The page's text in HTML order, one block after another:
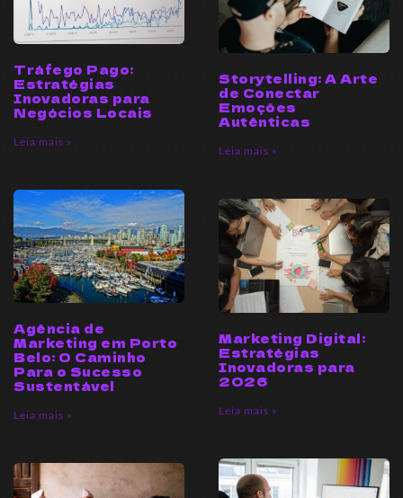
Tráfego Pago:
Estratégias
Inovadoras para
Negócios Locais
Leia mais »
Storytelling: A Arte
de Conectar
Emoções
Autênticas
Leia mais »
Agência de
Marketing em Porto
Belo: O Caminho
Para o Sucesso
Sustentável
Leia mais »
Marketing Digital:
Estratégias
Inovadoras para
2026
Leia mais »